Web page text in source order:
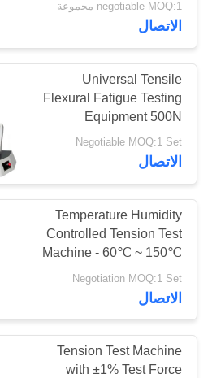
negotiable MOQ:1 مجموعة
الاتصال
Universal Tensile
Flexural Fatigue Testing
Equipment 500N
Microcomputer LCD
Display
Negotiable MOQ:1 Set
الاتصال
Temperature Humidity
Controlled Tension Test
Machine - 60℃ ~ 150℃
PC Servo
Negotiation MOQ:1 Set
الاتصال
Tension Test Machine
with ±1% Test Force